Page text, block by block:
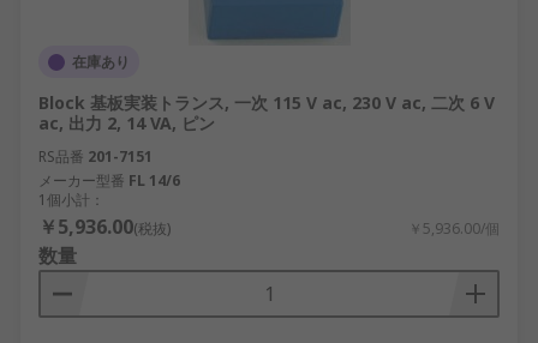
在庫あり
Block 基板実装トランス, 一次 115 V ac, 230 V ac, 二次 6 V
ac, 出力 2, 14 VA, ピン
RS品番 201-7151
メーカー型番 FL 14/6
1個小計：
￥5,936.00(税抜) ￥5,936.00/個
数量